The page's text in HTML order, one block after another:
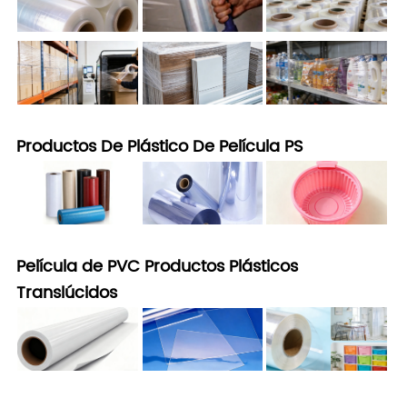
Productos De Plástico De Película PS
Película de PVC Productos Plásticos
Translúcidos